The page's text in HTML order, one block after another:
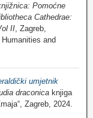
Pomoćne
Cathedrae:
II, Zagreb,
and
umjetnik
draconica knjiga
Zagreb, 2024.